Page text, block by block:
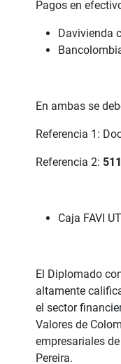
Pagos en
Davivienda
En ambas se
Referencia 1:
Referencia 2:
Caja FAVI
El Diplomado
altamente
el sector
Valores de
empresariales
Pereira.